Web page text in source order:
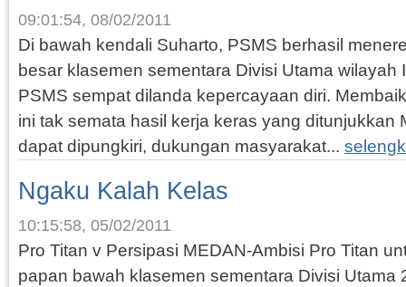
09:01:54, 08/02/2011
Di bawah kendali Suharto, PSMS berhasil
besar klasemen sementara Divisi Utama wilayah
PSMS sempat dilanda kepercayaan diri.
ini tak semata hasil kerja keras yang ditunjukkan
dapat dipungkiri, dukungan masyarakat...
Ngaku Kalah Kelas
10:15:58, 05/02/2011
Pro Titan v Persipasi MEDAN-Ambisi Pro Titan
papan bawah klasemen sementara Divisi Utama